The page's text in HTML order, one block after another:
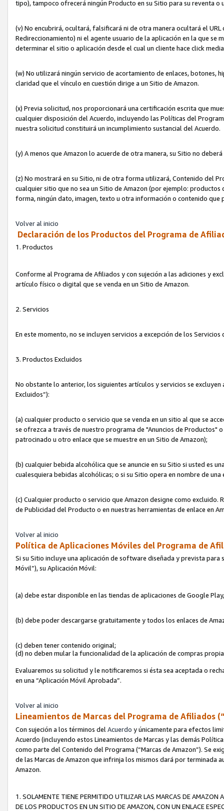
tipo), tampoco ofrecerá ningún Producto en su Sitio para su reventa o
(v) No encubrirá, ocultará, falsificará ni de otra manera ocultará el
Redireccionamiento) ni el agente usuario de la aplicación en la que
determinar el sitio o aplicación desde el cual un cliente hace click
(w) No utilizará ningún servicio de acortamiento de enlaces, botones,
claridad que el vínculo en cuestión dirige a un Sitio de Amazon.
(x) Previa solicitud, nos proporcionará una certificación escrita que
cualquier disposición del Acuerdo, incluyendo las Políticas del
nuestra solicitud constituirá un incumplimiento sustancial del Acuerdo.
(y) A menos que Amazon lo acuerde de otra manera, su Sitio no
(z) No mostrará en su Sitio, ni de otra forma utilizará, Contenido del
cualquier sitio que no sea un Sitio de Amazon (por ejemplo:
forma, ningún dato, imagen, texto u otra información o contenido
Volver al inicio
Declaración de los Productos del Programa de
1. Productos
Conforme al Programa de Afiliados y con sujeción a las adiciones y
artículo físico o digital que se venda en un Sitio de Amazon.
2. Servicios
En este momento, no se incluyen servicios a excepción de los
3. Productos Excluidos
No obstante lo anterior, los siguientes artículos y servicios se
Excluidos”):
(a) cualquier producto o servicio que se venda en un sitio al que se
se ofrezca a través de nuestro programa de "Anuncios de Productos"
patrocinado u otro enlace que se muestre en un Sitio de Amazon);
(b) cualquier bebida alcohólica que se anuncie en su Sitio si usted es
cualesquiera bebidas alcohólicas; o si su Sitio opera en nombre de
(c) Cualquier producto o servicio que Amazon designe como excluido.
de Publicidad del Producto o en nuestras herramientas de enlace en
Volver al inicio
Política de Aplicaciones Móviles del Programa de
Si su Sitio incluye una aplicación de software diseñada y prevista
Móvil”), su Aplicación Móvil:
(a) debe estar disponible en las tiendas de aplicaciones de Google
(b) debe poder descargarse gratuitamente y todos los enlaces de
(c) deben tener contenido original;
(d) no deben mular la funcionalidad de la aplicación de compras
Evaluaremos su solicitud y le notificaremos si ésta sea aceptada o
en una “Aplicación Móvil Aprobada”.
Volver al inicio
Lineamientos de Marcas del Programa de Afiliados
Con sujeción a los términos del Acuerdo y únicamente para efectos
Acuerdo (incluyendo estos Lineamientos de Marcas y las demás
como parte del Contenido del Programa (“Marcas de Amazon”). Se
de las Marcas de Amazon que infrinja los mismos dará por terminada
Amazon.
1. SOLAMENTE TIENE PERMITIDO UTILIZAR LAS MARCAS DE
DE LOS PRODUCTOS EN UN SITIO DE AMAZON, CON UN ENLACE